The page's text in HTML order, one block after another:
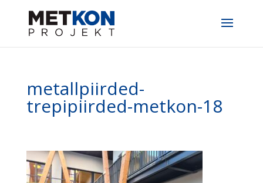
metallpiirded-
trepipiirded-metkon-18